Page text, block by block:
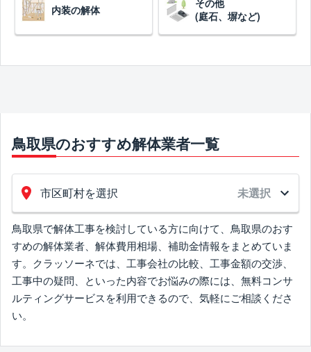
内装の解体
その他
(庭石、塀など)
鳥取県のおすすめ解体業者一覧
市区町村を選択 未選択
鳥取県で解体工事を検討している方に向けて、鳥取県のおす
すめの解体業者、解体費用相場、補助金情報をまとめていま
す。クラッソーネでは、工事会社の比較、工事金額の交渉、
工事中の疑問、といった内容でお悩みの際には、無料コンサ
ルティングサービスを利用できるので、気軽にご相談くださ
い。